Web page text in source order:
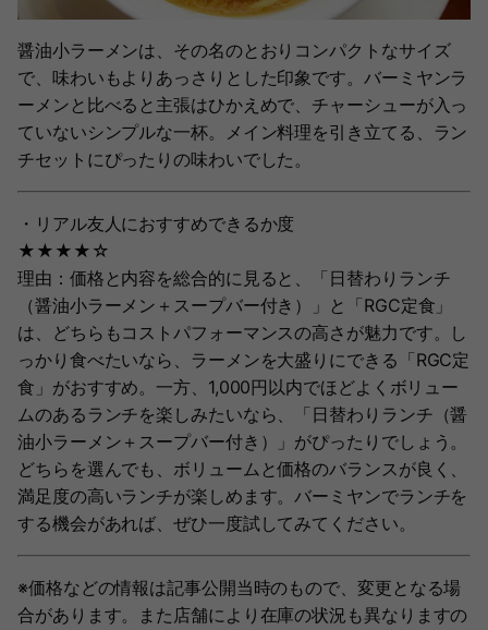
醤油小ラーメンは、その名のとおりコンパクトなサイズ
で、味わいもよりあっさりとした印象です。バーミヤンラ
ーメンと比べると主張はひかえめで、チャーシューが入っ
ていないシンプルな一杯。メイン料理を引き立てる、ラン
チセットにぴったりの味わいでした。
・リアル友人におすすめできるか度
★★★★☆
理由：価格と内容を総合的に見ると、「日替わりランチ
（醤油小ラーメン＋スープバー付き）」と「RGC定食」
は、どちらもコストパフォーマンスの高さが魅力です。し
っかり食べたいなら、ラーメンを大盛りにできる「RGC定
食」がおすすめ。一方、1,000円以内でほどよくボリュー
ムのあるランチを楽しみたいなら、「日替わりランチ（醤
油小ラーメン＋スープバー付き）」がぴったりでしょう。
どちらを選んでも、ボリュームと価格のバランスが良く、
満足度の高いランチが楽しめます。バーミヤンでランチを
する機会があれば、ぜひ一度試してみてください。
※価格などの情報は記事公開当時のもので、変更となる場
合があります。また店舗により在庫の状況も異なりますの